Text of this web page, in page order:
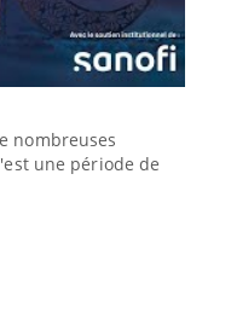
nombreuses
une période de